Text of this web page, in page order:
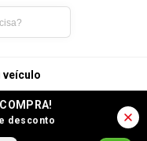
veículo
desconto